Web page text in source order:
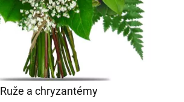
Ruže a chryzantémy